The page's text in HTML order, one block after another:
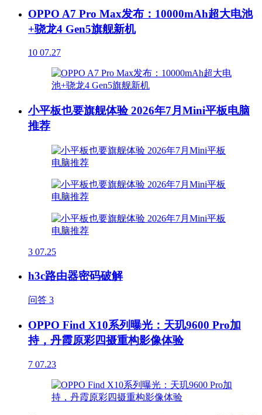
OPPO A7 Pro Max发布：10000mAh超大电池
+骁龙4 Gen5旗舰新机
10 07.27
小平板也要旗舰体验 2026年7月Mini平板电脑
推荐
3 07.25
h3c路由器密码破解
问答 3
OPPO Find X10系列曝光：天玑9600 Pro加
持，丹霞原彩四摄重构影像体验
7 07.23